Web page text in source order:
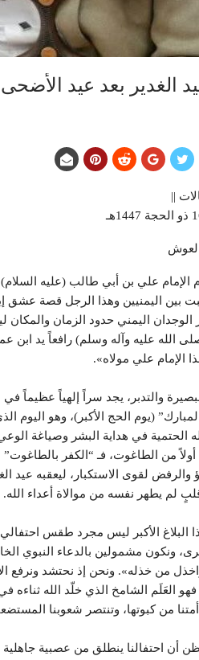
الغدير بعد عيد
||
الإمام علي بن أبي طالب (عليه
بين اليمنيين وهذا الرجل قصة
اليمني حدود الزمان والمكان
الله عليه وآله وسلم) رافعاً يد ابن
الإمام علي مولاه».
والتدبر، يجد سراً إلهياً عظيماً
(يوم الحج الأكبر)، وهو اليوم
الحتمية في هداية البشر وصياغة
أولاً من الطاغوت، فـ “الكفر
والرفض لقوى الاستكبار، ليعقبه عيد
قلبٍ لم يطهر نفسه من موالاة أعداء الله.
لهذا البلاغ الأكبر ليس مجرد طقس
ونكون مشمولين بالدعاء النبوي
من خذله». ونحن إذ نحتشد ونرفع
فهو العَلَم الشامخ الذي خلّد الله
أمتنا من كبوتها، وتنتصر شعوبنا
احتفالنا ينطلق من عصبية جاهلية